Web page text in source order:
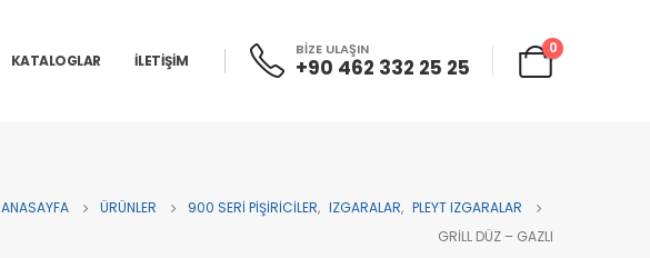
KATALOGLAR İLETİŞİM
BİZE ULAŞIN
+90 462 332 25 25
0
ANASAYFA ÜRÜNLER 900 SERİ PİŞİRİCİLER, IZGARALAR, PLEYT IZGARALAR
GRILL DÜZ – GAZLI